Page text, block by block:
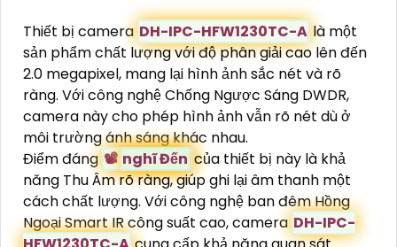
Thiết bị camera DH-IPC-HFW1230TC-A là một
sản phẩm chất lượng với độ phân giải cao lên đến
2.0 megapixel, mang lại hình ảnh sắc nét và rõ
ràng. Với công nghệ Chống Ngược Sáng DWDR,
camera này cho phép hình ảnh vẫn rõ nét dù ở
môi trường ánh sáng khác nhau.
Điểm đáng 📽 nghĩ Đến của thiết bị này là khả
năng Thu Âm rõ ràng, giúp ghi lại âm thanh một
cách chất lượng. Với công nghệ ban đêm Hồng
Ngoại Smart IR công suất cao, camera DH-IPC-